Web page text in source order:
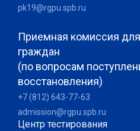
pk19@rgpu.spb.ru
Приемная комиссия
граждан
(по вопросам
восстановления)
+7 (812) 643-77-63
admission@rgpu.spb.ru
Центр тестирования